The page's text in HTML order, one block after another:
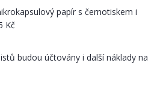
papír s černotiskem i
Kč
budou účtovány i další náklady na